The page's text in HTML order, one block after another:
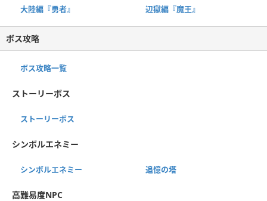
大陸編『勇者』 辺獄編『魔王』
ボス攻略
ボス攻略一覧
ストーリーボス
ストーリーボス
シンボルエネミー
シンボルエネミー 追憶の塔
高難易度NPC